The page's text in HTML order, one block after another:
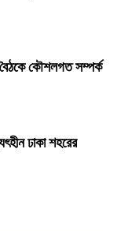
বৈঠকে কৌশলগত সম্পর্ক
ঢাকা শহরের